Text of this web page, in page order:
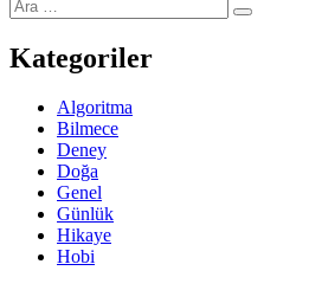
Ara
Kategoriler
Algoritma
Bilmece
Deney
Doğa
Genel
Günlük
Hikaye
Hobi